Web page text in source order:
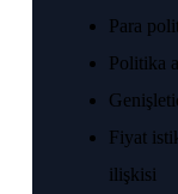
Para
Politika
Fiyat
ilişkisi